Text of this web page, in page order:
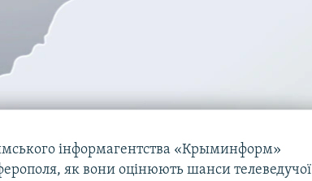
інформагентства «Крыминформ»
як вони оцінюють шанси телеведучої